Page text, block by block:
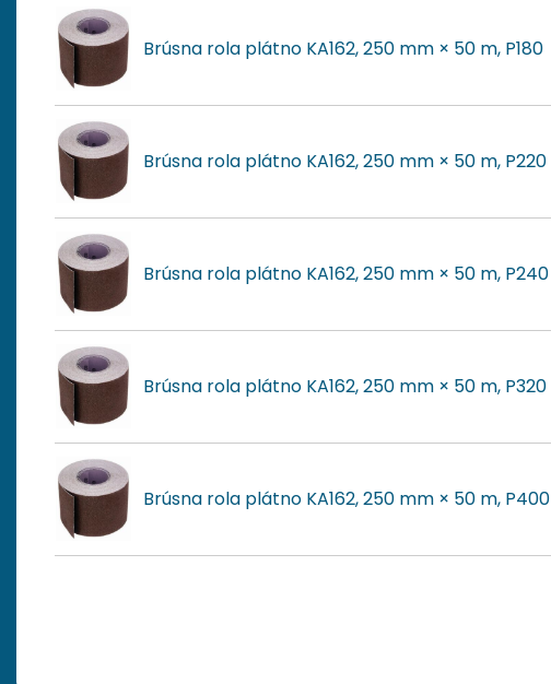
Brúsna rola plátno KA162, 250 mm × 50 m, P180
Brúsna rola plátno KA162, 250 mm × 50 m, P220
Brúsna rola plátno KA162, 250 mm × 50 m, P240
Brúsna rola plátno KA162, 250 mm × 50 m, P320
Brúsna rola plátno KA162, 250 mm × 50 m, P400